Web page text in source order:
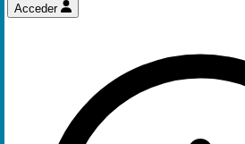
Acceder